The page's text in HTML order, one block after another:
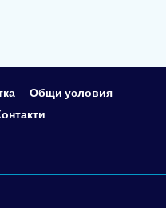
Общи условия